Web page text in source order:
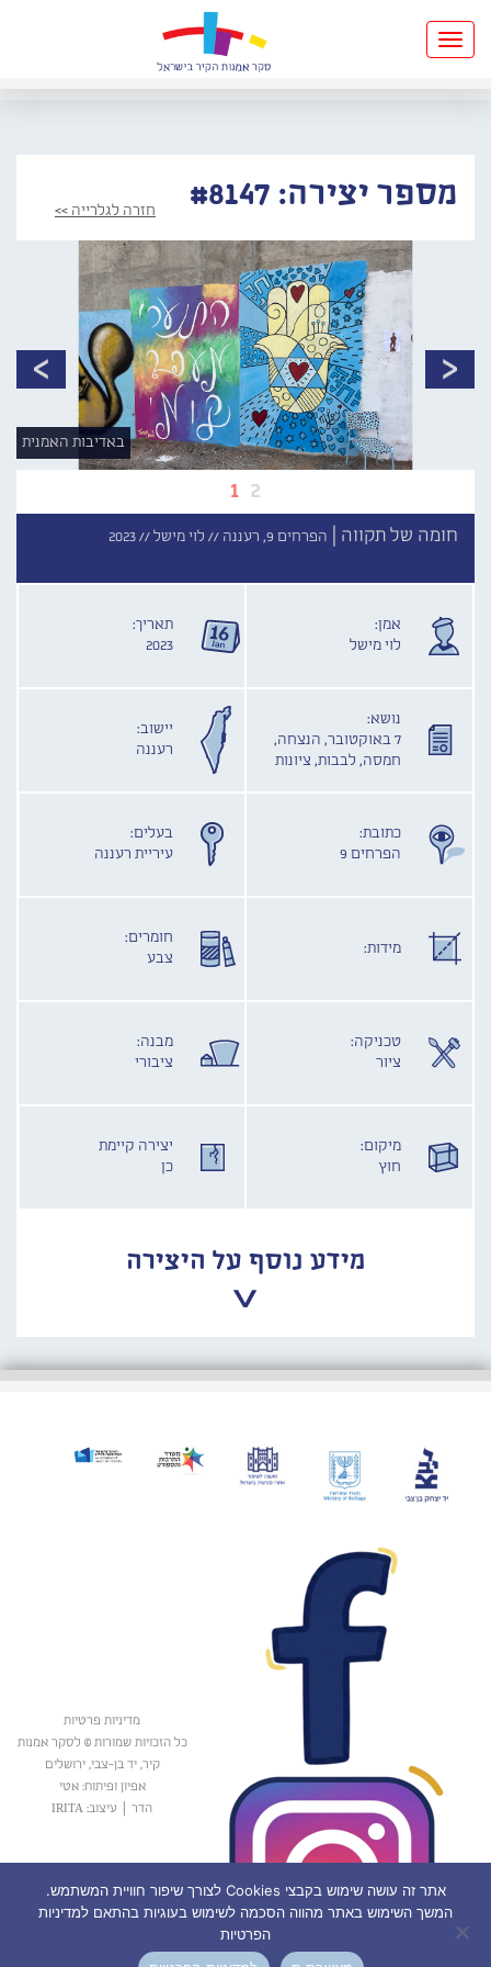
Toggle
navigation
מספר יצירה: #8147 חזרה לגלרייה >>
1 2
באדיבות האמנית
חומה של תקווה | הפרחים 9, רעננה // לוי מישל //2023
אמן:
לוי מישל
תאריך:
2023
נושא:
7 באוקטובר, הנצחה,
חמסה, לבבות, ציונות
יישוב:
רעננה
כתובת:
הפרחים 9
בעלים:
עיריית רעננה
מידות:
חומרים:
צבע
טכניקה:
ציור
מבנה:
ציבורי
מיקום:
חוץ
יצירה קיימת
כן
מידע נוסף על היצירה
מדיניות פרטיות
כל הזכויות שמורות © לסקר אמנות
קיר, יד בן-צבי, ירושלים
אפיון ופיתוח: אטי
הדר
עיצוב: IRITA
אתר זה עושה שימוש בקבצי Cookies לצורך שיפור חוויית המשתמש.
המשך השימוש באתר מהווה הסכמה לשימוש בעוגיות בהתאם למדיניות
הפרטיות